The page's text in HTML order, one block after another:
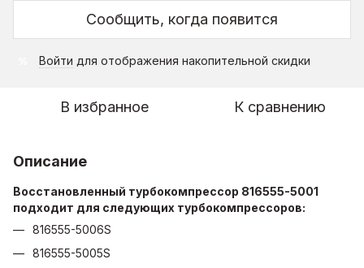
Сообщить, когда появится
Войти для отображения накопительной скидки
В избранное К сравнению
Описание
Восстановленный турбокомпрессор 816555-5001
подходит для следующих турбокомпрессоров:
816555-5006S
816555-5005S